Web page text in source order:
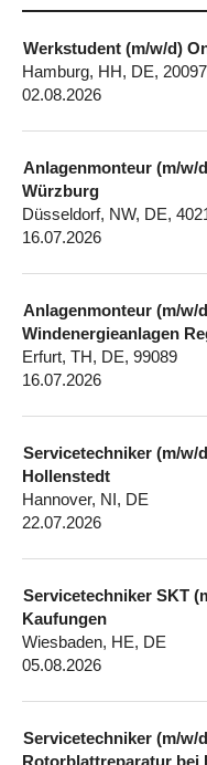
Werkstudent (m/w/d)
Hamburg, HH, DE, 20097
02.08.2026
Anlagenmonteur (m/w/
Würzburg
Düsseldorf, NW, DE,
16.07.2026
Anlagenmonteur (m/w/
Windenergieanlagen
Erfurt, TH, DE, 99089
16.07.2026
Servicetechniker (m/w/
Hollenstedt
Hannover, NI, DE
22.07.2026
Servicetechniker SKT
Kaufungen
Wiesbaden, HE, DE
05.08.2026
Servicetechniker (m/w/
Rotorblattreparatur bei